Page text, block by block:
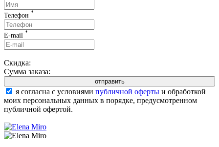
Телефон *
E-mail *
Скидка:
Сумма заказа:
я согласна с условиями публичной оферты и обработкой
моих персональных данных в порядке, предусмотренном
публичной офертой.